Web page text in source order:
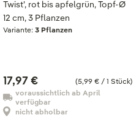
Twist', rot bis apfelgrün, Topf-Ø
12 cm, 3 Pflanzen
Variante:3 Pflanzen
(5,99 € / 1 Stück)
17,97 €
voraussichtlich ab April
verfügbar
nicht abholbar